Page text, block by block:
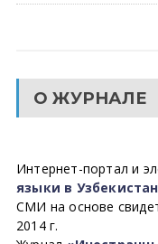
О ЖУРНАЛЕ
Интернет-портал и
языки в
СМИ на основе
2014 г.